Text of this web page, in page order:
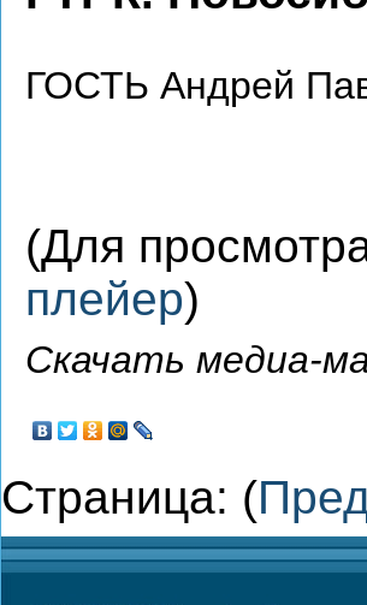
ГОСТЬ Андрей
(Для
плейер)
Скачать медиа-
Страница: (